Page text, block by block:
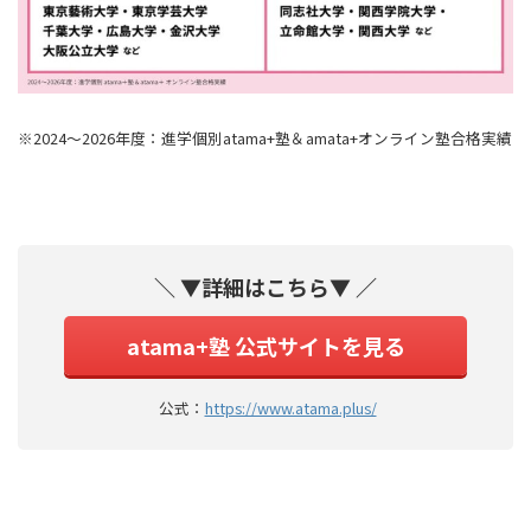
※2024～2026年度：進学個別atama+塾＆amata+オンライン塾合格実績
＼ ▼詳細はこちら▼ ／
atama+塾 公式サイトを見る
公式： https://www.atama.plus/